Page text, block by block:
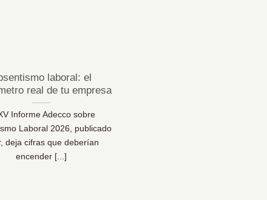
laboral: el
real de tu empresa
Informe Adecco sobre
Laboral 2026, publicado
deja cifras que deberían
encender [...]